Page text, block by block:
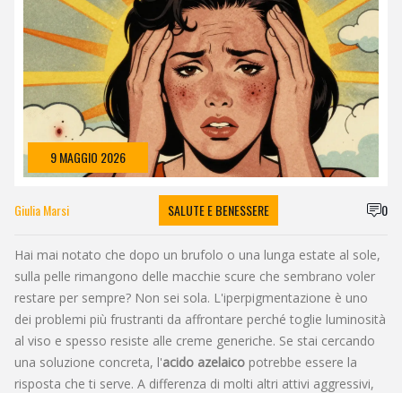
9 MAGGIO 2026
Giulia Marsi SALUTE E BENESSERE 0
Hai mai notato che dopo un brufolo o una lunga estate al sole,
sulla pelle rimangono delle macchie scure che sembrano voler
restare per sempre? Non sei sola. L'iperpigmentazione è uno
dei problemi più frustranti da affrontare perché toglie luminosità
al viso e spesso resiste alle creme generiche. Se stai cercando
una soluzione concreta, l'acido azelaico potrebbe essere la
risposta che ti serve. A differenza di molti altri attivi aggressivi,